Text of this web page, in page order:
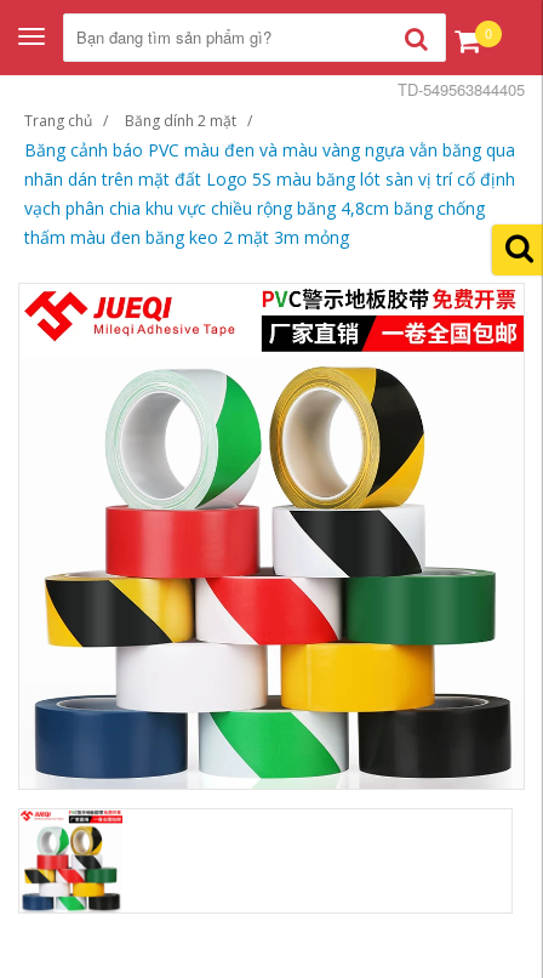
Toggle
navigation
0
Trang chủ Băng dính 2 mặt
Băng cảnh báo PVC màu đen và màu vàng ngựa vằn băng qua
nhãn dán trên mặt đất Logo 5S màu băng lót sàn vị trí cố định
vạch phân chia khu vực chiều rộng băng 4,8cm băng chống
thấm màu đen băng keo 2 mặt 3m mỏng
TD-549563844405